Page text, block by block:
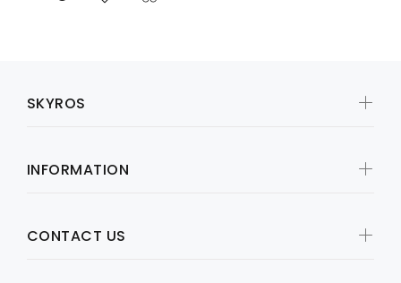
SKYROS
INFORMATION
CONTACT US